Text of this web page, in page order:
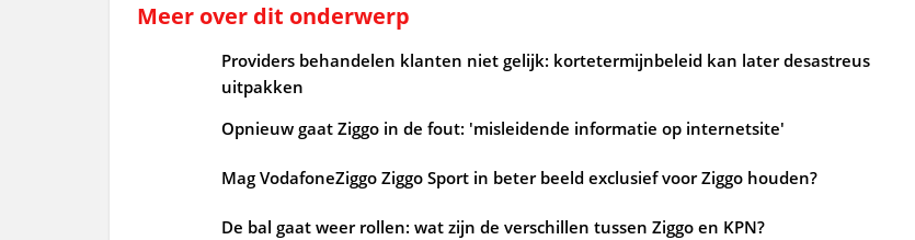
Meer over dit onderwerp
Providers behandelen klanten niet gelijk: kortetermijnbeleid kan later desastreus
uitpakken
Opnieuw gaat Ziggo in de fout: 'misleidende informatie op internetsite'
Mag VodafoneZiggo Ziggo Sport in beter beeld exclusief voor Ziggo houden?
De bal gaat weer rollen: wat zijn de verschillen tussen Ziggo en KPN?